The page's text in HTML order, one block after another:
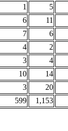
1
5
6
11
7
6
4
2
3
4
10
14
3
20
599 1,153